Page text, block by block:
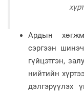
Ардын
сэргээн
гүйцэтгэн,
нийтийн
дэлгэрүүлэх